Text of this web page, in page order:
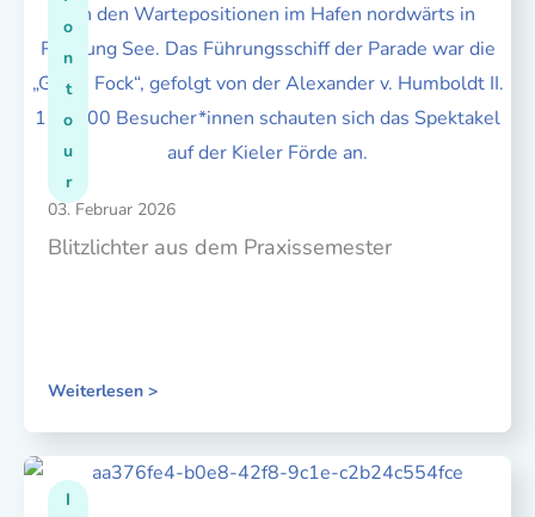
o
n
t
o
u
r
03. Februar 2026
Blitzlichter aus dem Praxissemester
Weiterlesen >
I